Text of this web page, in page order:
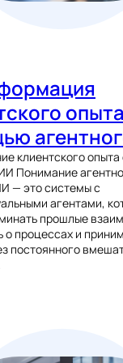
клиентского
Понимание
— это системы с
агентами,
прошлые
о процессах и
постоянного